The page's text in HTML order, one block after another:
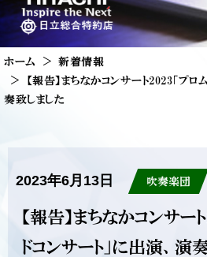
ホーム
新着情報
【報告】まちなかコンサート2023「プロ
奏致しました
2023年6月13日 吹奏楽団
【報告】まちなかコンサー
ドコンサート」に出演、演